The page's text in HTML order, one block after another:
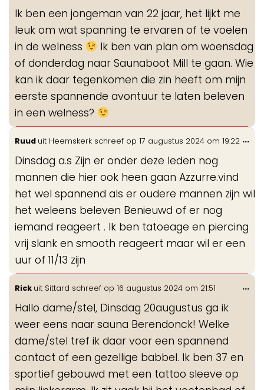
Ik ben een jongeman van 22 jaar, het lijkt me
leuk om wat spanning te ervaren of te voelen
in de welness
Ik ben van plan om woensdag
of donderdag naar Saunaboot Mill te gaan. Wie
kan ik daar tegenkomen die zin heeft om mijn
eerste spannende avontuur te laten beleven
in een welness?
Ruud uit Heemskerk schreef op 17 augustus 2024 om 19:22
Dinsdag a.s Zijn er onder deze leden nog
mannen die hier ook heen gaan Azzurre.vind
het wel spannend als er oudere mannen zijn wil
het weleens beleven Benieuwd of er nog
iemand reageert . Ik ben tatoeage en piercing
vrij slank en smooth reageert maar wil er een
uur of 11/13 zijn
...
Rick uit Sittard schreef op 16 augustus 2024 om 21:51
Hallo dame/stel, Dinsdag 20augustus ga ik
weer eens naar sauna Berendonck! Welke
dame/stel tref ik daar voor een spannend
contact of een gezellige babbel. Ik ben 37 en
sportief gebouwd met een tattoo sleeve op
...